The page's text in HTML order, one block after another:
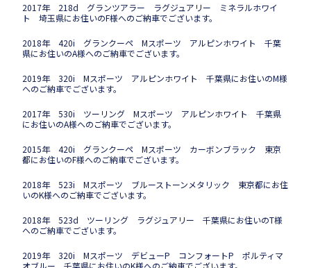
2017年 218d グランツアラー ラグジュアリー ミネラルホワイ
ト 埼玉県にお住いのF様へのご納車でございます。
2018年 420i グランクーペ Mスポーツ アルピンホワイト 千葉
県にお住いのA様へのご納車でございます。
2019年 320i Mスポーツ アルピンホワイト 千葉県にお住いのM様
へのご納車でございます。
2017年 530i ツーリング Mスポーツ アルピンホワイト 千葉県
にお住いのA様へのご納車でございます。
2015年 420i グランクーペ Mスポーツ カーボンブラック 東京
都にお住いのF様へのご納車でございます。
2018年 523i Mスポーツ ブルーストーンメタリック 東京都にお住
いのK様へのご納車でございます。
2018年 523d ツーリング ラグジュアリー 千葉県にお住いのT様
へのご納車でございます。
2019年 320i Mスポーツ デビューP コンフォートP ポルティマ
オブルー 千葉県にお住いのK様へのご納車でございます。